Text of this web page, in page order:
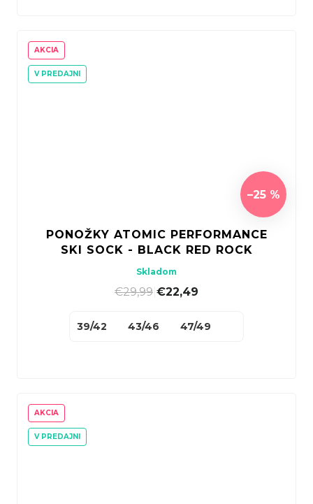
AKCIA
V PREDAJNI
–25 %
PONOŽKY ATOMIC PERFORMANCE
SKI SOCK - BLACK RED ROCK
Skladom
€29,99 €22,49
39/42 43/46 47/49
AKCIA
V PREDAJNI